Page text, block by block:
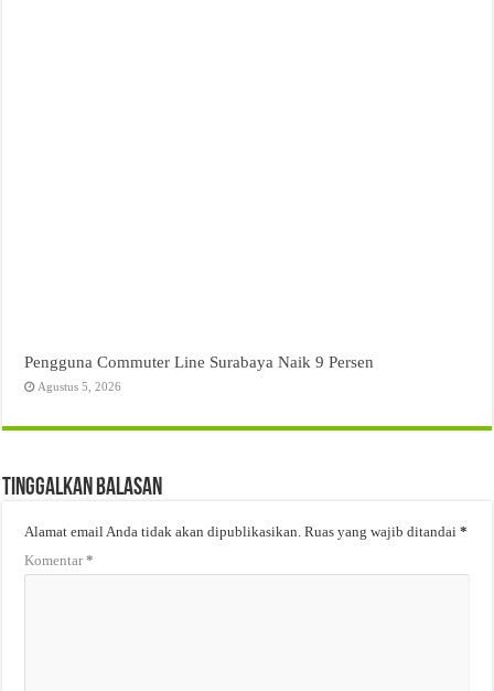
Pengguna Commuter Line Surabaya Naik 9 Persen
Agustus 5, 2026
Tinggalkan Balasan
Alamat email Anda tidak akan dipublikasikan. Ruas yang wajib ditandai*
Komentar*